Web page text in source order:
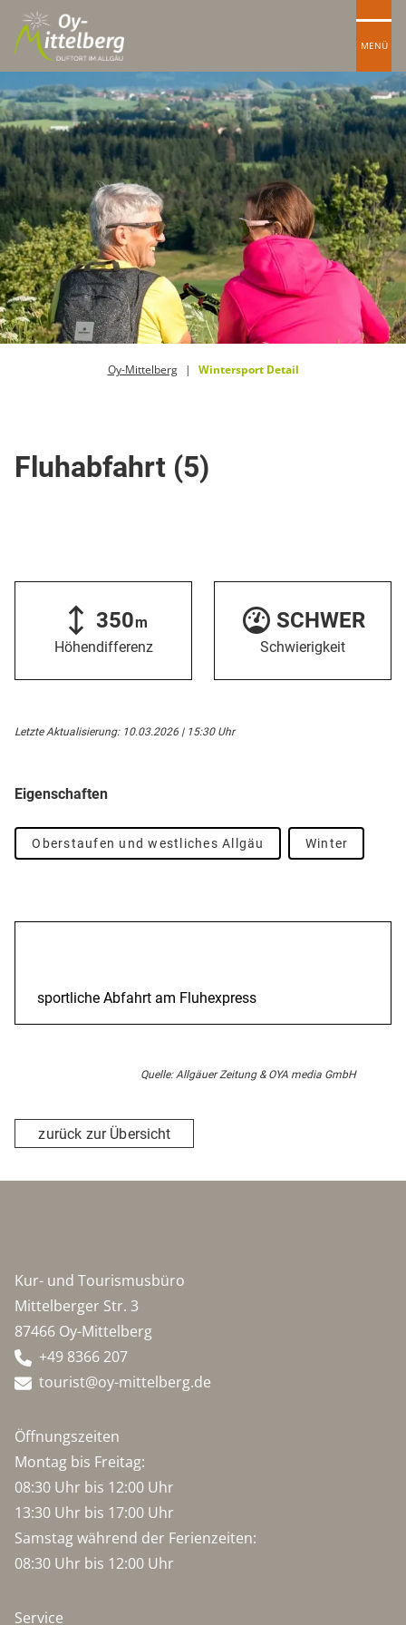
MENÜ
Oy-Mittelberg Wintersport Detail
Fluhabfahrt (5)
350m
Höhendifferenz
SCHWER
Schwierigkeit
Letzte Aktualisierung: 10.03.2026 | 15:30 Uhr
Eigenschaften
Oberstaufen und westliches Allgäu Winter
sportliche Abfahrt am Fluhexpress
Quelle: Allgäuer Zeitung & OYA media GmbH
zurück zur Übersicht
Kur- und Tourismusbüro
Mittelberger Str. 3
87466 Oy-Mittelberg
+49 8366 207
tourist@oy-mittelberg.de
Öffnungszeiten
Montag bis Freitag:
08:30 Uhr bis 12:00 Uhr
13:30 Uhr bis 17:00 Uhr
Samstag während der Ferienzeiten:
08:30 Uhr bis 12:00 Uhr
Service